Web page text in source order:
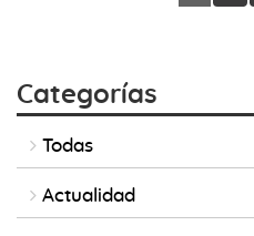
Categorías
Todas
Actualidad